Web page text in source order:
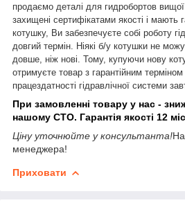
продаємо деталі для гидробортов вищої
захищені сертифікатами якості і мають
котушку, Ви забезпечуєте собі роботу
довгий термін. Ніякі б/у котушки не
довше, ніж нові. Тому, купуючи нову
отримуєте товар з гарантійним терміном
працездатності гідравлічної системи
При замовленні товару у нас -
нашому СТО. Гарантія якості 12
Ціну уточнюйте у консультанта!
менеджера!
Приховати